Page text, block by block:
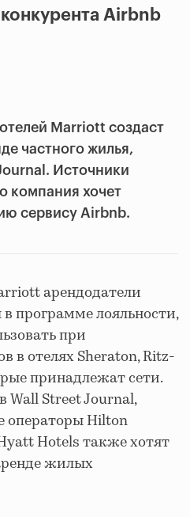
Airbnb
Marriott создаст
частного жилья,
Источники
компания хочет
сервису Airbnb.
арендодатели
программе лояльности,
при
в отелях Sheraton, Ritz-
принадлежат сети.
Wall Street Journal,
операторы Hilton
Hotels также хотят
жилых